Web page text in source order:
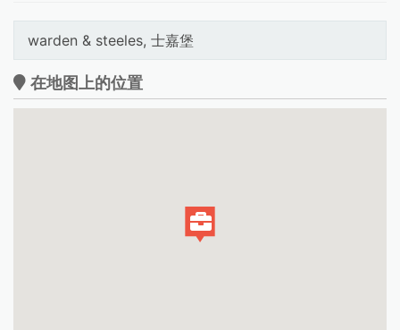
warden & steeles, 士嘉堡
在地图上的位置